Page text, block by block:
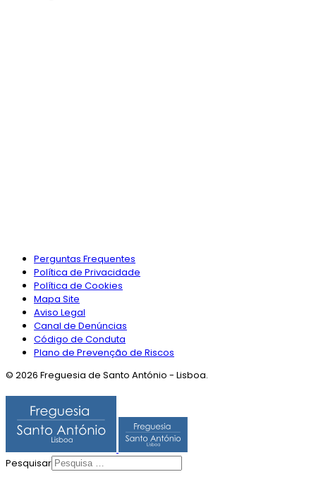
Perguntas Frequentes
Política de Privacidade
Política de Cookies
Mapa Site
Aviso Legal
Canal de Denúncias
Código de Conduta
Plano de Prevenção de Riscos
© 2026 Freguesia de Santo António - Lisboa.
Pesquisar